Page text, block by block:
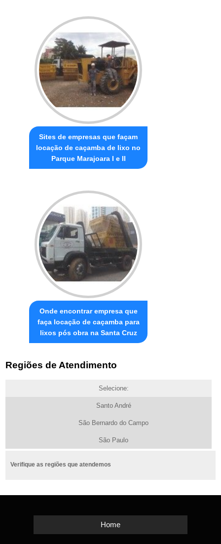
Sites de empresas que façam
locação de caçamba de lixo no
Parque Marajoara I e II
Onde encontrar empresa que
faça locação de caçamba para
lixos pós obra na Santa Cruz
Regiões de Atendimento
Selecione:
Santo André
São Bernardo do Campo
São Paulo
Verifique as regiões que atendemos
Home